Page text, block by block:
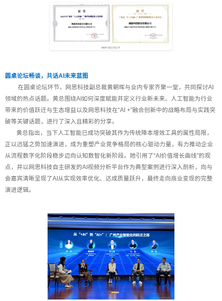
圆桌论坛畅谈，共话AI未来蓝图
在圆桌论坛环节，网思科技副总裁黄朝晖与业内专家齐聚一堂，共同探讨AI
领域的热点话题。黄总围绕AI如何深度赋能并定义行业新未来、人工智能为行业
带来的价值跃迁与生态增益以及网思科技在“AI +”融合创新中的战略布局与实践突
破等关键话题，进行了深入且精彩的分享。
黄总指出，当下人工智能已成功突破其作为传统降本增效工具的属性局限，
正以迅猛之势加速演进，成为重塑产业竞争格局的核心驱动力量，有力推动企业
从流程数字化阶段稳步迈向认知数智化新阶段。她引用了“AI价值增长曲线”的观
点，并以网思科技自主研发的AI视频分析平台作为典型案例进行深入剖析，向与
会嘉宾清晰呈现了AI从实现效率优化、达成质量跃升，最终走向商业变现的完整
演进逻辑。